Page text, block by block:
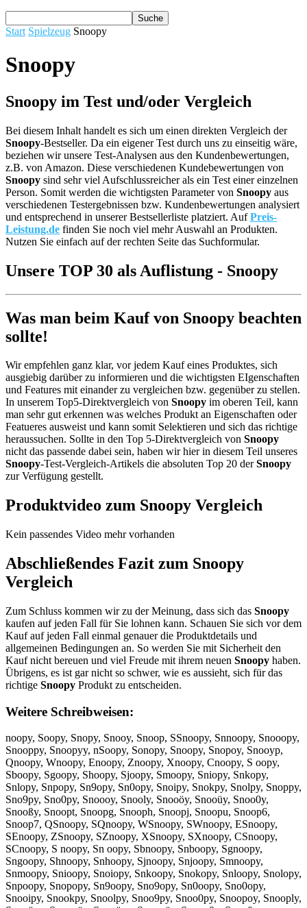
Start Spielzeug Snoopy
Snoopy
Snoopy im Test und/oder Vergleich
Bei diesem Inhalt handelt es sich um einen direkten Vergleich der
Snoopy-Bestseller. Da ein eigener Test durch uns zu einseitig wäre,
beziehen wir unsere Test-Analysen aus den Kundenbewertungen,
z.B. von Amazon. Diese verschiedenen Kundebewertungen von
Snoopy sind sehr viel Aufschlussreicher als ein Test einer einzelnen
Person. Somit werden die wichtigsten Parameter von Snoopy aus
verschiedenen Testergebnissen bzw. Kundenbewertungen analysiert
und entsprechend in unserer Bestsellerliste platziert. AufPreis-
Leistung.de finden Sie noch viel mehr Auswahl an Produkten.
Nutzen Sie einfach auf der rechten Seite das Suchformular.
Unsere TOP 30 als Auflistung - Snoopy
Was man beim Kauf von Snoopy beachten
sollte!
Wir empfehlen ganz klar, vor jedem Kauf eines Produktes, sich
ausgiebig darüber zu informieren und die wichtigsten EIgenschaften
und Features mit einander zu vergleichen bzw. gegenüber zu stellen.
In unserem Top5-Direktvergleich von Snoopy im oberen Teil, kann
man sehr gut erkennen was welches Produkt an Eigenschaften oder
Featueres ausweist und kann somit Selektieren und sich das richtige
heraussuchen. Sollte in den Top 5-Direktvergleich von Snoopy
nicht das passende dabei sein, haben wir hier in diesem Teil unseres
Snoopy-Test-Vergleich-Artikels die absoluten Top 20 derSnoopy
zur Verfügung gestellt.
Produktvideo zum Snoopy Vergleich
Kein passendes Video mehr vorhanden
Abschließendes Fazit zum Snoopy
Vergleich
Zum Schluss kommen wir zu der Meinung, dass sich das Snoopy
kaufen auf jeden Fall für Sie lohnen kann. Schauen Sie sich vor dem
Kauf auf jeden Fall einmal genauer die Produktdetails und
allgemeinen Bedingungen an. So werden Sie mit Sicherheit den
Kauf nicht bereuen und viel Freude mit ihrem neuen Snoopy haben.
Übrigens, es ist gar nicht so schwer, wie es aussieht, sich für das
richtige Snoopy Produkt zu entscheiden.
Weitere Schreibweisen:
noopy, Soopy, Snopy, Snooy, Snoop, SSnoopy, Snnoopy, Snooopy,
Snooppy, Snoopyy, nSoopy, Sonopy, Snoopy, Snopoy, Snooyp,
Qnoopy, Wnoopy, Enoopy, Znoopy, Xnoopy, Cnoopy, S oopy,
Sboopy, Sgoopy, Shoopy, Sjoopy, Smoopy, Sniopy, Snkopy,
Snlopy, Snpopy, Sn9opy, Sn0opy, Snoipy, Snokpy, Snolpy, Snoppy,
Sno9py, Sno0py, Snoooy, Snooly, Snooöy, Snooüy, Snoo0y,
Snooßy, Snoopt, Snoopg, Snooph, Snoopj, Snoopu, Snoop6,
Snoop7, QSnoopy, SQnoopy, WSnoopy, SWnoopy, ESnoopy,
SEnoopy, ZSnoopy, SZnoopy, XSnoopy, SXnoopy, CSnoopy,
SCnoopy, S noopy, Sn oopy, Sbnoopy, Snboopy, Sgnoopy,
Sngoopy, Shnoopy, Snhoopy, Sjnoopy, Snjoopy, Smnoopy,
Snmoopy, Snioopy, Snoiopy, Snkoopy, Snokopy, Snloopy, Snolopy,
Snpoopy, Snopopy, Sn9oopy, Sno9opy, Sn0oopy, Sno0opy,
Snooipy, Snookpy, Snoolpy, Snoo9py, Snoo0py, Snoopoy, Snooply,